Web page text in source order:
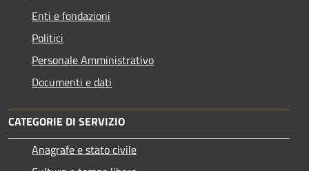
Enti e fondazioni
Politici
Personale Amministrativo
Documenti e dati
CATEGORIE DI SERVIZIO
Anagrafe e stato civile